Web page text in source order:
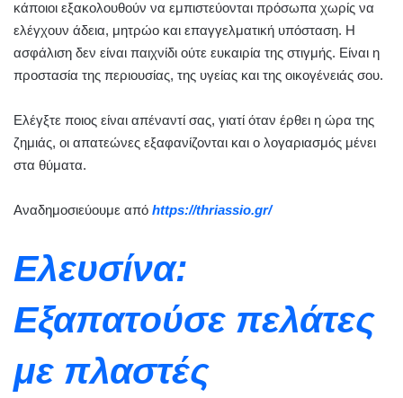
κάποιοι εξακολουθούν να εμπιστεύονται πρόσωπα χωρίς να
ελέγχουν άδεια, μητρώο και επαγγελματική υπόσταση. Η
ασφάλιση δεν είναι παιχνίδι ούτε ευκαιρία της στιγμής. Είναι η
προστασία της περιουσίας, της υγείας και της οικογένειάς σου.
Ελέγξτε ποιος είναι απέναντί σας, γιατί όταν έρθει η ώρα της
ζημιάς, οι απατεώνες εξαφανίζονται και ο λογαριασμός μένει
στα θύματα.
Αναδημοσιεύουμε από https://thriassio.gr/
Ελευσίνα:
Εξαπατούσε πελάτες
με πλαστές